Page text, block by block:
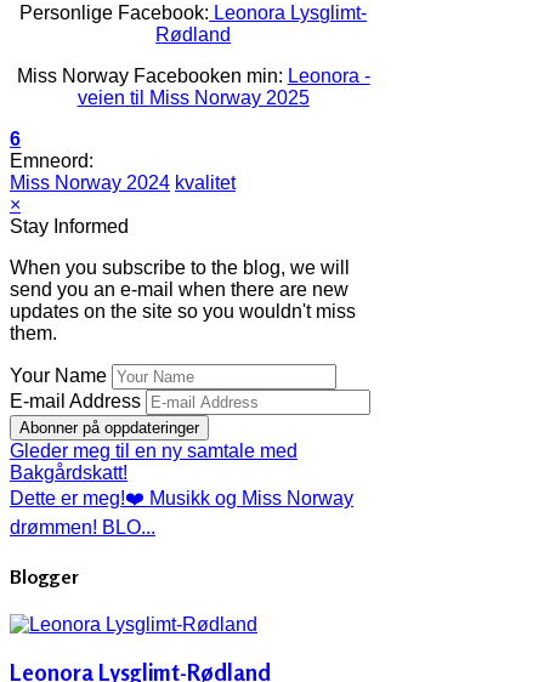
Personlige Facebook: Leonora Lysglimt-
Rødland
Miss Norway Facebooken min: Leonora -
veien til Miss Norway 2025
6
Emneord:
Miss Norway 2024 kvalitet
×
Stay Informed
When you subscribe to the blog, we will
send you an e-mail when there are new
updates on the site so you wouldn't miss
them.
Your Name
E-mail Address
Abonner på oppdateringer
Gleder meg til en ny samtale med
Bakgårdskatt!
Dette er meg!❤️ Musikk og Miss Norway
drømmen! BLO...
Blogger
Leonora Lysglimt-Rødland